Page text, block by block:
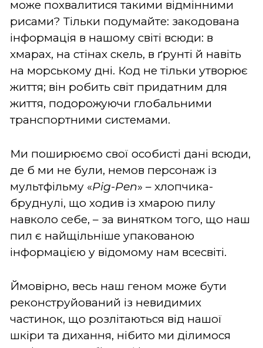
може похвалитися такими відмінними
рисами? Тільки подумайте: закодована
інформація в нашому світі всюди: в
хмарах, на стінах скель, в ґрунті й навіть
на морському дні. Код не тільки утворює
життя; він робить світ придатним для
життя, подорожуючи глобальними
транспортними системами.
Ми поширюємо свої особисті дані всюди,
де б ми не були, немов персонаж із
мультфільму «Pig-Pen» – хлопчика-
бруднулі, що ходив із хмарою пилу
навколо себе, – за винятком того, що наш
пил є найщільніше упакованою
інформацією у відомому нам всесвіті.
Ймовірно, весь наш геном може бути
реконструйований із невидимих
частинок, що розлітаються від нашої
шкіри та дихання, нібито ми ділимося